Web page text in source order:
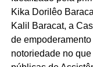
Kika Dorilêo
Kalil Baracat, a
de
notoriedade no